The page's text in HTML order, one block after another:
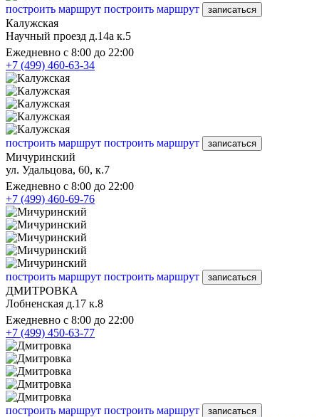
построить маршрут построить маршрут записаться
Калужская
Научный проезд д.14а к.5
Ежедневно с 8:00 до 22:00
+7 (499) 460-63-34
построить маршрут построить маршрут записаться
Мичуринский
ул. Удальцова, 60, к.7
Ежедневно с 8:00 до 22:00
+7 (499) 460-69-76
построить маршрут построить маршрут записаться
ДМИТРОВКА
Лобненская д.17 к.8
Ежедневно с 8:00 до 22:00
+7 (499) 450-63-77
построить маршрут построить маршрут записаться